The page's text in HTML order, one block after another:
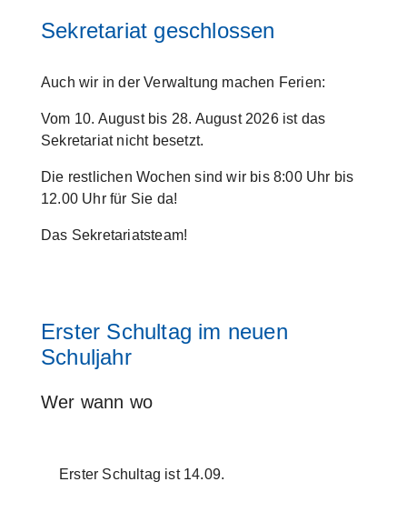
Sekretariat geschlossen
Auch wir in der Verwaltung machen Ferien:
Vom 10. August bis 28. August 2026 ist das
Sekretariat nicht besetzt.
Die restlichen Wochen sind wir bis 8:00 Uhr bis
12.00 Uhr für Sie da!
Das Sekretariatsteam!
Erster Schultag im neuen
Schuljahr
Wer wann wo
Erster Schultag ist 14.09.